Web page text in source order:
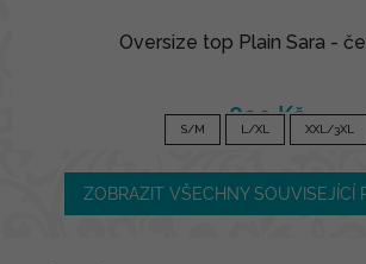
Oversize top Plain Sara -
890 Kč
S/M L/XL XXL/3XL
ZOBRAZIT VŠECHNY SOUVISEJÍCÍ